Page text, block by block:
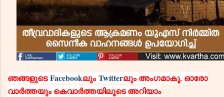
ഞങ്ങളുടെFacebookലുംTwitterലും അംഗമാകൂ. ഓരോ
വാര്‍ത്തയും കെവാര്‍ത്തയിലൂടെ അറിയാം